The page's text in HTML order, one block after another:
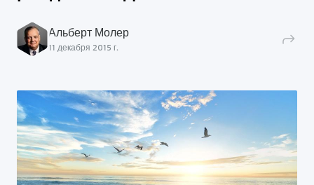
Альберт Молер
11 декабря 2015 г.